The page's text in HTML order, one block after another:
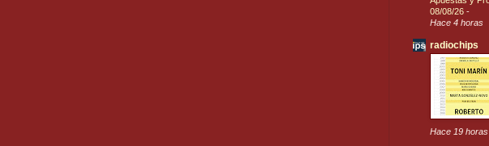
08/08/26 -
Hace 4 horas
radiochips
Hace 19 horas